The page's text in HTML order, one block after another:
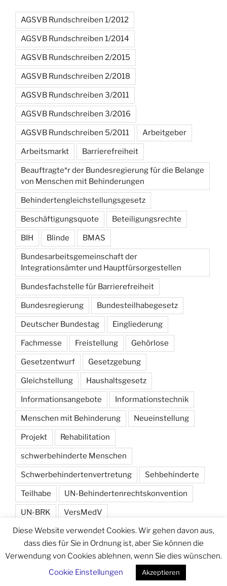
AGSVB Rundschreiben 1/2012
AGSVB Rundschreiben 1/2014
AGSVB Rundschreiben 2/2015
AGSVB Rundschreiben 2/2018
AGSVB Rundschreiben 3/2011
AGSVB Rundschreiben 3/2016
AGSVB Rundschreiben 5/2011 Arbeitgeber
Arbeitsmarkt Barrierefreiheit
Beauftragte*r der Bundesregierung für die Belange
von Menschen mit Behinderungen
Behindertengleichstellungsgesetz
Beschäftigungsquote Beteiligungsrechte
BIH Blinde BMAS
Bundesarbeitsgemeinschaft der
Integrationsämter und Hauptfürsorgestellen
Bundesfachstelle für Barrierefreiheit
Bundesregierung Bundesteilhabegesetz
Deutscher Bundestag Eingliederung
Fachmesse Freistellung Gehörlose
Gesetzentwurf Gesetzgebung
Gleichstellung Haushaltsgesetz
Informationsangebote Informationstechnik
Menschen mit Behinderung Neueinstellung
Projekt Rehabilitation
schwerbehinderte Menschen
Schwerbehindertenvertretung Sehbehinderte
Teilhabe UN-Behindertenrechtskonvention
UN-BRK VersMedV
Versorgungsmedizin-Verordnung Wahlen
Diese Website verwendet Cookies. Wir gehen davon aus,
dass dies für Sie in Ordnung ist, aber Sie können die
Verwendung von Cookies ablehnen, wenn Sie dies wünschen.
Cookie Einstellungen
Akzeptieren